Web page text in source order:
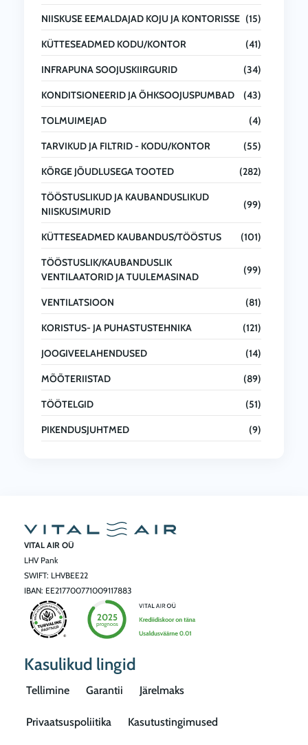
NIISKUSE EEMALDAJAD KOJU JA KONTORISSE (15)
KÜTTESEADMED KODU/KONTOR (41)
INFRAPUNA SOOJUSKIIRGURID (34)
KONDITSIONEERID JA ÕHKSOOJUSPUMBAD (43)
TOLMUIMEJAD (4)
TARVIKUD JA FILTRID - KODU/KONTOR (55)
KÕRGE JÕUDLUSEGA TOOTED (282)
TÖÖSTUSLIKUD JA KAUBANDUSLIKUD
NIISKUSIMURID
(99)
KÜTTESEADMED KAUBANDUS/TÖÖSTUS (101)
TÖÖSTUSLIK/KAUBANDUSLIK
VENTILAATORID JA TUULEMASINAD
(99)
VENTILATSIOON (81)
KORISTUS- JA PUHASTUSTEHNIKA (121)
JOOGIVEELAHENDUSED (14)
MÕÕTERIISTAD (89)
TÖÖTELGID (51)
PIKENDUSJUHTMED (9)
VITAL AIR OÜ
LHV Pank
SWIFT: LHVBEE22
IBAN: EE217700771009117883
Kasulikud lingid
Tellimine Garantii Järelmaks
Privaatsuspoliitika Kasutustingimused